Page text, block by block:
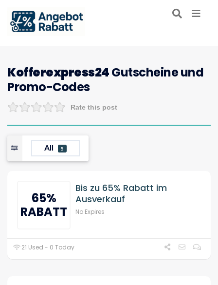
Kofferexpress24Gutscheine und
Promo-Codes
Rate this post
All 5
65%
RABATT
Bis zu 65% Rabatt im
Ausverkauf
No Expires
21 Used - 0 Today